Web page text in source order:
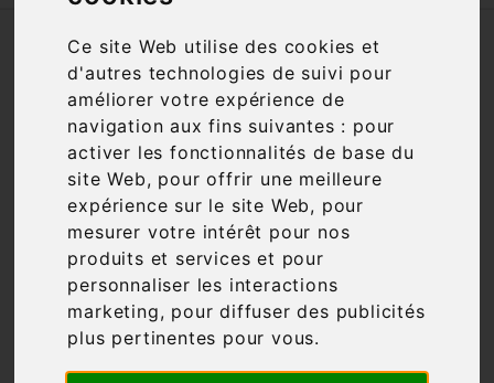
Ce site Web utilise des cookies et
d'autres technologies de suivi pour
améliorer votre expérience de
navigation aux fins suivantes : pour
activer les fonctionnalités de base du
site Web, pour offrir une meilleure
expérience sur le site Web, pour
mesurer votre intérêt pour nos
produits et services et pour
personnaliser les interactions
marketing, pour diffuser des publicités
plus pertinentes pour vous.
Accueil Vins Accords mets-vins
 Filtre 17 articles
Pertinence